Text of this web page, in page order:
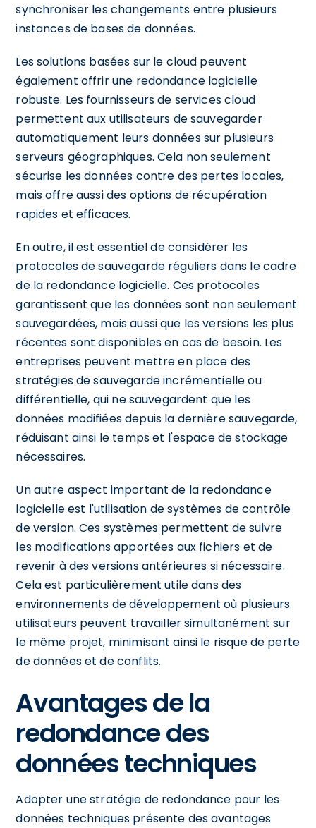
synchroniser les changements entre plusieurs
instances de bases de données.
Les solutions basées sur le cloud peuvent
également offrir une redondance logicielle
robuste. Les fournisseurs de services cloud
permettent aux utilisateurs de sauvegarder
automatiquement leurs données sur plusieurs
serveurs géographiques. Cela non seulement
sécurise les données contre des pertes locales,
mais offre aussi des options de récupération
rapides et efficaces.
En outre, il est essentiel de considérer les
protocoles de sauvegarde réguliers dans le cadre
de la redondance logicielle. Ces protocoles
garantissent que les données sont non seulement
sauvegardées, mais aussi que les versions les plus
récentes sont disponibles en cas de besoin. Les
entreprises peuvent mettre en place des
stratégies de sauvegarde incrémentielle ou
différentielle, qui ne sauvegardent que les
données modifiées depuis la dernière sauvegarde,
réduisant ainsi le temps et l'espace de stockage
nécessaires.
Un autre aspect important de la redondance
logicielle est l'utilisation de systèmes de contrôle
de version. Ces systèmes permettent de suivre
les modifications apportées aux fichiers et de
revenir à des versions antérieures si nécessaire.
Cela est particulièrement utile dans des
environnements de développement où plusieurs
utilisateurs peuvent travailler simultanément sur
le même projet, minimisant ainsi le risque de perte
de données et de conflits.
Avantages de la
redondance des
données techniques
Adopter une stratégie de redondance pour les
données techniques présente des avantages